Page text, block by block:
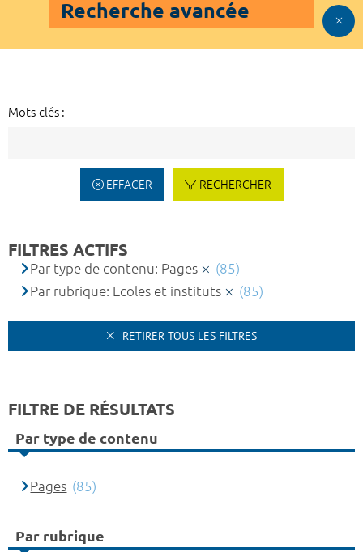
Recherche avancée
Mots-clés :
EFFACER RECHERCHER
FILTRES ACTIFS
Par type de contenu: Pages
(85)
Par rubrique: Ecoles et instituts
(85)
RETIRER TOUS LES FILTRES
FILTRE DE RÉSULTATS
Par type de contenu
Pages (85)
Par rubrique